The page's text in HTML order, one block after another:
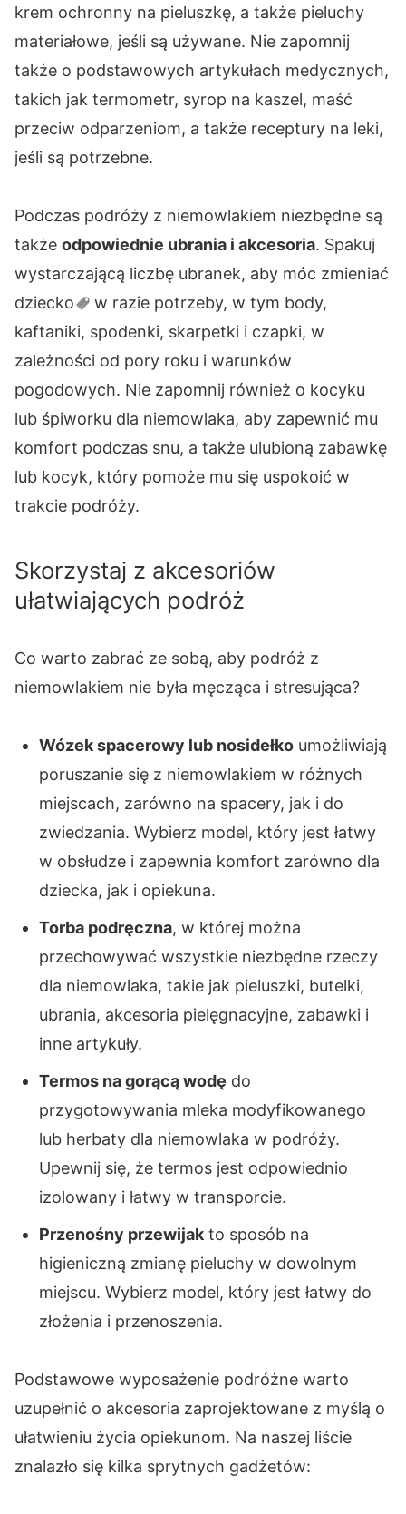
krem ochronny na pieluszkę, a także pieluchy
materiałowe, jeśli są używane. Nie zapomnij
także o podstawowych artykułach medycznych,
takich jak termometr, syrop na kaszel, maść
przeciw odparzeniom, a także receptury na leki,
jeśli są potrzebne.
Podczas podróży z niemowlakiem niezbędne są
także odpowiednie ubrania i akcesoria. Spakuj
wystarczającą liczbę ubranek, aby móc zmieniać
dziecko
w razie potrzeby, w tym body,
kaftaniki, spodenki, skarpetki i czapki, w
zależności od pory roku i warunków
pogodowych. Nie zapomnij również o kocyku
lub śpiworku dla niemowlaka, aby zapewnić mu
komfort podczas snu, a także ulubioną zabawkę
lub kocyk, który pomoże mu się uspokoić w
trakcie podróży.
Skorzystaj z akcesoriów
ułatwiających podróż
Co warto zabrać ze sobą, aby podróż z
niemowlakiem nie była męcząca i stresująca?
Wózek spacerowy lub nosidełko umożliwiają
poruszanie się z niemowlakiem w różnych
miejscach, zarówno na spacery, jak i do
zwiedzania. Wybierz model, który jest łatwy
w obsłudze i zapewnia komfort zarówno dla
dziecka, jak i opiekuna.
Torba podręczna, w której można
przechowywać wszystkie niezbędne rzeczy
dla niemowlaka, takie jak pieluszki, butelki,
ubrania, akcesoria pielęgnacyjne, zabawki i
inne artykuły.
Termos na gorącą wodę do
przygotowywania mleka modyfikowanego
lub herbaty dla niemowlaka w podróży.
Upewnij się, że termos jest odpowiednio
izolowany i łatwy w transporcie.
Przenośny przewijakto sposób na
higieniczną zmianę pieluchy w dowolnym
miejscu. Wybierz model, który jest łatwy do
złożenia i przenoszenia.
Podstawowe wyposażenie podróżne warto
uzupełnić o akcesoria zaprojektowane z myślą o
ułatwieniu życia opiekunom. Na naszej liście
znalazło się kilka sprytnych gadżetów: